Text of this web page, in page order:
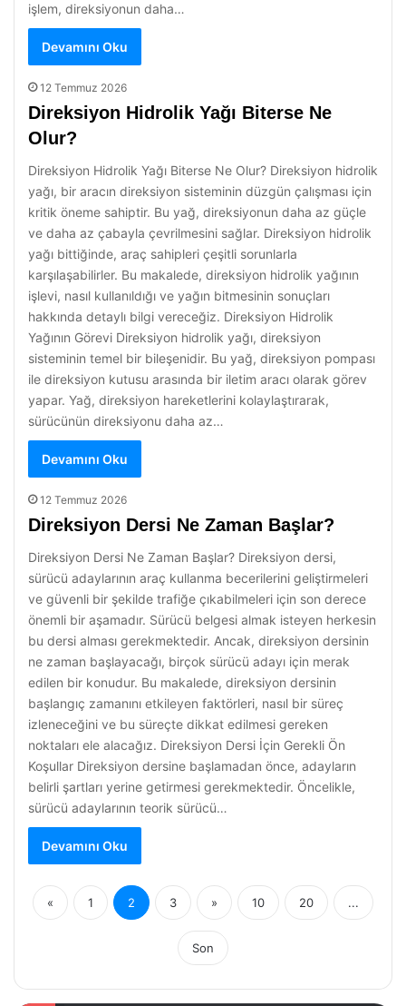
işlem, direksiyonun daha…
Devamını Oku
12 Temmuz 2026
Direksiyon Hidrolik Yağı Biterse Ne
Olur?
Direksiyon Hidrolik Yağı Biterse Ne Olur? Direksiyon hidrolik
yağı, bir aracın direksiyon sisteminin düzgün çalışması için
kritik öneme sahiptir. Bu yağ, direksiyonun daha az güçle
ve daha az çabayla çevrilmesini sağlar. Direksiyon hidrolik
yağı bittiğinde, araç sahipleri çeşitli sorunlarla
karşılaşabilirler. Bu makalede, direksiyon hidrolik yağının
işlevi, nasıl kullanıldığı ve yağın bitmesinin sonuçları
hakkında detaylı bilgi vereceğiz. Direksiyon Hidrolik
Yağının Görevi Direksiyon hidrolik yağı, direksiyon
sisteminin temel bir bileşenidir. Bu yağ, direksiyon pompası
ile direksiyon kutusu arasında bir iletim aracı olarak görev
yapar. Yağ, direksiyon hareketlerini kolaylaştırarak,
sürücünün direksiyonu daha az…
Devamını Oku
12 Temmuz 2026
Direksiyon Dersi Ne Zaman Başlar?
Direksiyon Dersi Ne Zaman Başlar? Direksiyon dersi,
sürücü adaylarının araç kullanma becerilerini geliştirmeleri
ve güvenli bir şekilde trafiğe çıkabilmeleri için son derece
önemli bir aşamadır. Sürücü belgesi almak isteyen herkesin
bu dersi alması gerekmektedir. Ancak, direksiyon dersinin
ne zaman başlayacağı, birçok sürücü adayı için merak
edilen bir konudur. Bu makalede, direksiyon dersinin
başlangıç zamanını etkileyen faktörleri, nasıl bir süreç
izleneceğini ve bu süreçte dikkat edilmesi gereken
noktaları ele alacağız. Direksiyon Dersi İçin Gerekli Ön
Koşullar Direksiyon dersine başlamadan önce, adayların
belirli şartları yerine getirmesi gerekmektedir. Öncelikle,
sürücü adaylarının teorik sürücü…
Devamını Oku
« 1 2 3 » 10 20 ...
Son